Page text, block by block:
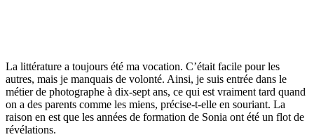
La littérature a toujours été ma vocation. C’était facile pour les
autres, mais je manquais de volonté. Ainsi, je suis entrée dans le
métier de photographe à dix-sept ans, ce qui est vraiment tard quand
on a des parents comme les miens, précise-t-elle en souriant. La
raison en est que les années de formation de Sonia ont été un flot de
révélations.